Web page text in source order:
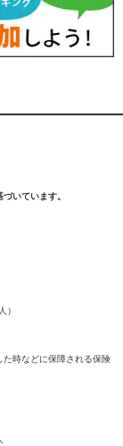
いています。
）
た時などに保障される保険